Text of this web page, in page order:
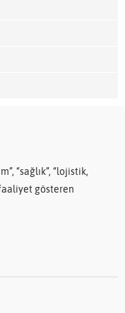
“sağlık”, “lojistik,
gösteren